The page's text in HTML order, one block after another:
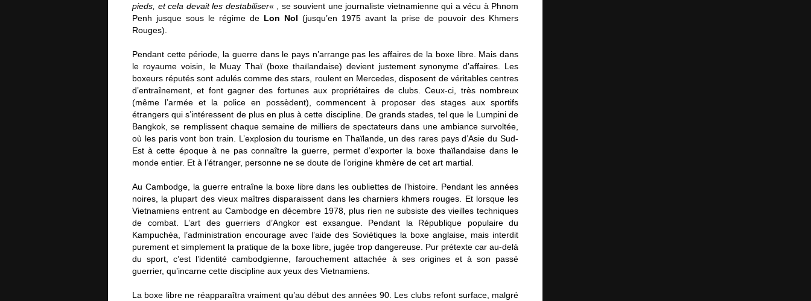
pieds, et cela devait les destabiliser« , se souvient une journaliste vietnamienne qui a vécu à Phnom
Penh jusque sous le régime de Lon Nol (jusqu’en 1975 avant la prise de pouvoir des Khmers
Rouges).
Pendant cette période, la guerre dans le pays n’arrange pas les affaires de la boxe libre. Mais dans
le royaume voisin, le Muay Thaï (boxe thaïlandaise) devient justement synonyme d’affaires. Les
boxeurs réputés sont adulés comme des stars, roulent en Mercedes, disposent de véritables centres
d’entraînement, et font gagner des fortunes aux propriétaires de clubs. Ceux-ci, très nombreux
(même l’armée et la police en possèdent), commencent à proposer des stages aux sportifs
étrangers qui s’intéressent de plus en plus à cette discipline. De grands stades, tel que le Lumpini de
Bangkok, se remplissent chaque semaine de milliers de spectateurs dans une ambiance survoltée,
où les paris vont bon train. L’explosion du tourisme en Thaïlande, un des rares pays d’Asie du Sud-
Est à cette époque à ne pas connaître la guerre, permet d’exporter la boxe thaïlandaise dans le
monde entier. Et à l’étranger, personne ne se doute de l’origine khmère de cet art martial.
Au Cambodge, la guerre entraîne la boxe libre dans les oubliettes de l’histoire. Pendant les années
noires, la plupart des vieux maîtres disparaissent dans les charniers khmers rouges. Et lorsque les
Vietnamiens entrent au Cambodge en décembre 1978, plus rien ne subsiste des vieilles techniques
de combat. L’art des guerriers d’Angkor est exsangue. Pendant la République populaire du
Kampuchéa, l’administration encourage avec l’aide des Soviétiques la boxe anglaise, mais interdit
purement et simplement la pratique de la boxe libre, jugée trop dangereuse. Pur prétexte car au-delà
du sport, c’est l’identité cambodgienne, farouchement attachée à ses origines et à son passé
guerrier, qu’incarne cette discipline aux yeux des Vietnamiens.
La boxe libre ne réapparaîtra vraiment qu’au début des années 90. Les clubs refont surface, malgré